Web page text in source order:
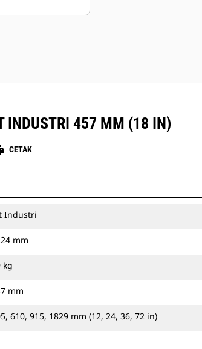
INDUSTRI 457 MM (18 IN)
CETAK
Industri
mm
kg
mm
610, 915, 1829 mm (12, 24, 36, 72 in)